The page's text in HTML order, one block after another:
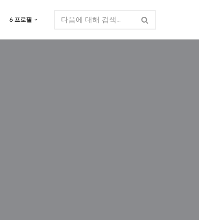
6 프로필